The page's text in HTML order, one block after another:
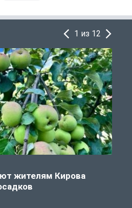
1 из 12
жителям Кирова